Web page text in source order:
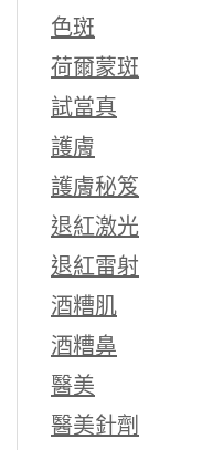
色斑
荷爾蒙斑
試當真
護膚
護膚秘笈
退紅激光
退紅雷射
酒糟肌
酒糟鼻
醫美
醫美針劑